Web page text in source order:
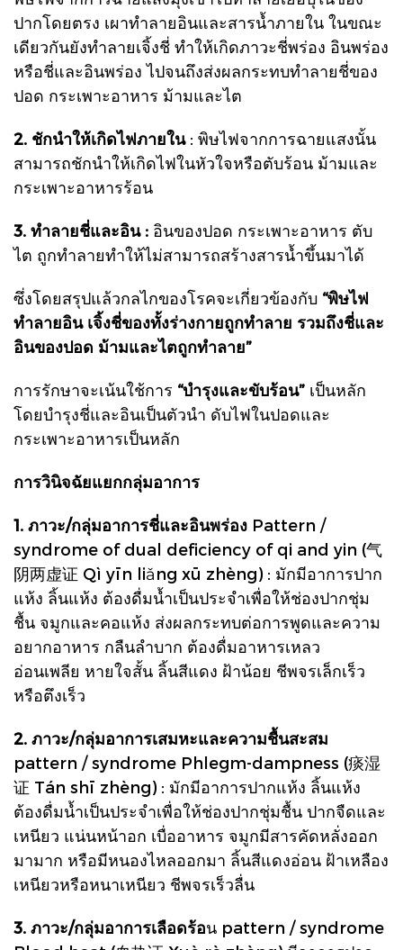
ปากโดยตรง เผาทำลายอินและสารน้ำภายใน ในขณะ
เดียวกันยังทำลายเจิ้งชี่ ทำให้เกิดภาวะชี่พร่อง อินพร่อง
หรือชี่และอินพร่อง ไปจนถึงส่งผลกระทบทำลายชี่ของ
ปอด กระเพาะอาหาร ม้ามและไต
2. ชักนำให้เกิดไฟภายใน: พิษไฟจากการฉายแสงนั้น
สามารถชักนำให้เกิดไฟในหัวใจหรือตับร้อน ม้ามและ
กระเพาะอาหารร้อน
3. ทำลายชี่และอิน : อินของปอด กระเพาะอาหาร ตับ
ไต ถูกทำลายทำให้ไม่สามารถสร้างสารน้ำขึ้นมาได้
ซึ่งโดยสรุปแล้วกลไกของโรคจะเกี่ยวข้องกับ “พิษไฟ
ทำลายอิน เจิ้งชี่ของทั้งร่างกายถูกทำลาย รวมถึงชี่และ
อินของปอด ม้ามและไตถูกทำลาย”
การรักษาจะเน้นใช้การ “บำรุงและขับร้อน” เป็นหลัก
โดยบำรุงชี่และอินเป็นตัวนำ ดับไฟในปอดและ
กระเพาะอาหารเป็นหลัก
การวินิจฉัยแยกกลุ่มอาการ
1. ภาวะ/กลุ่มอาการชี่และอินพร่อง Pattern /
syndrome of dual deficiency of qi and yin (气
阴两虚证 Qì yīn liǎng xū zhèng) : มักมีอาการปาก
แห้ง ลิ้นแห้ง ต้องดื่มน้ำเป็นประจำเพื่อให้ช่องปากชุ่ม
ชื้น จมูกและคอแห้ง ส่งผลกระทบต่อการพูดและความ
อยากอาหาร กลืนลำบาก ต้องดื่มอาหารเหลว
อ่อนเพลีย หายใจสั้น ลิ้นสีแดง ฝ้าน้อย ชีพจรเล็กเร็ว
หรือตึงเร็ว
2. ภาวะ/กลุ่มอาการเสมหะและความชื้นสะสม
pattern / syndrome Phlegm-dampness (痰湿
证 Tán shī zhèng) : มักมีอาการปากแห้ง ลิ้นแห้ง
ต้องดื่มน้ำเป็นประจำเพื่อให้ช่องปากชุ่มชื้น ปากจืดและ
เหนียว แน่นหน้าอก เบื่ออาหาร จมูกมีสารคัดหลั่งออก
มามาก หรือมีหนองไหลออกมา ลิ้นสีแดงอ่อน ฝ้าเหลือง
เหนียวหรือหนาเหนียว ชีพจรเร็วลื่น
3. ภาวะ/กลุ่มอาการเลือดร้อน pattern / syndrome